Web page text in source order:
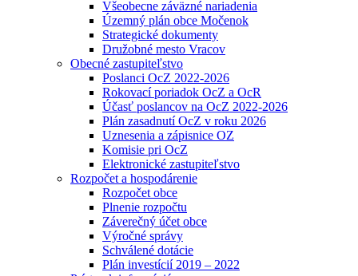
Všeobecne záväzné nariadenia
Územný plán obce Močenok
Strategické dokumenty
Družobné mesto Vracov
Obecné zastupiteľstvo
Poslanci OcZ 2022-2026
Rokovací poriadok OcZ a OcR
Účasť poslancov na OcZ 2022-2026
Plán zasadnutí OcZ v roku 2026
Uznesenia a zápisnice OZ
Komisie pri OcZ
Elektronické zastupiteľstvo
Rozpočet a hospodárenie
Rozpočet obce
Plnenie rozpočtu
Záverečný účet obce
Výročné správy
Schválené dotácie
Plán investícií 2019 – 2022